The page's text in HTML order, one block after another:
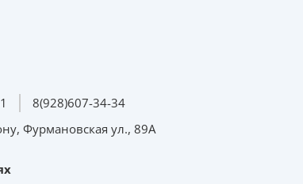
8(928)607-34-34
Фурмановская ул., 89А